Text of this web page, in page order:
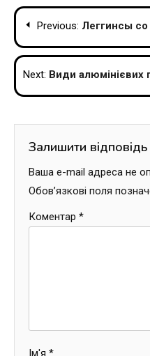
Навігація
записів
Previous: Леггинсы
Next: Види алюмінієвих
Залишити відповідь
Ваша e-mail адреса не
Обов’язкові поля
Коментар *
Ім'я *